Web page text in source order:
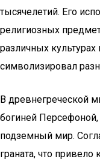
тысячелетий. Его
религиозных
различных культурах
символизировал
В древнегреческой
богиней
подземный мир.
граната, что